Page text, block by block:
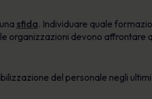
sfida. Individuare quale
organizzazioni devono affrontare
del personale negli